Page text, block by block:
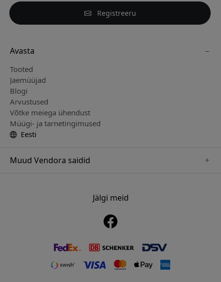
Registreeru
Avasta
Tooted
Jaemüüjad
Blogi
Arvustused
Võtke meiega ühendust
Müügi- ja tarnetingimused
Eesti
Muud Vendora saidid
www.pipetto.se
Jälgi meid